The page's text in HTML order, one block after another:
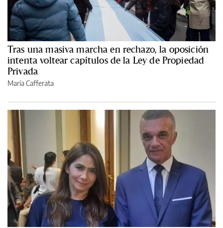
Tras una masiva marcha en rechazo, la oposición
intenta voltear capítulos de la Ley de Propiedad
Privada
María Cafferata